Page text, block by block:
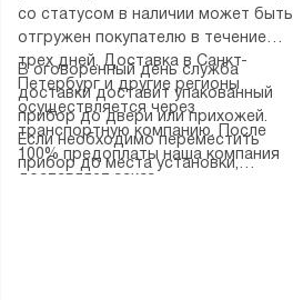
со статусом в наличии может быть
отгружен покупателю в течение
трех дней. Доставка в Санкт-
Петербург и другие регионы
осуществляется через
транспортную компанию. После
100% предоплаты наша компания
доставляет заказ
В оговоренный день служба
доставки доставит упакованный
прибор до двери или прихожей.
Если необходимо переместить
прибор до места установки,